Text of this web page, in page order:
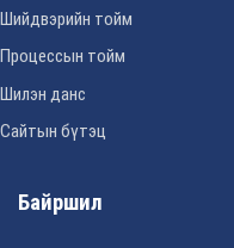
Шийдвэрийн тойм
Процессын тойм
Шилэн данс
Сайтын бүтэц
Байршил